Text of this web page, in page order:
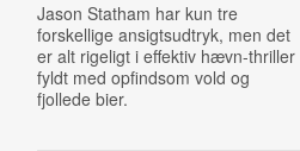
Jason Statham har kun tre
forskellige ansigtsudtryk, men det
er alt rigeligt i effektiv hævn-thriller
fyldt med opfindsom vold og
fjollede bier.